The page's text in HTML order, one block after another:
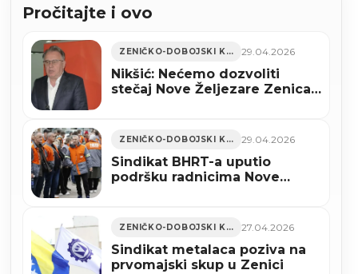
Pročitajte i ovo
ZENIČKO-DOBOJSKI KANTON 29.04.2026
Nikšić: Nećemo dozvoliti
stečaj Nove Željezare Zenica,
ZENIČKO-DOBOJSKI KANTON 29.04.2026
Sindikat BHRT-a uputio
podršku radnicima Nove
ZENIČKO-DOBOJSKI KANTON 27.04.2026
Sindikat metalaca poziva na
prvomajski skup u Zenici